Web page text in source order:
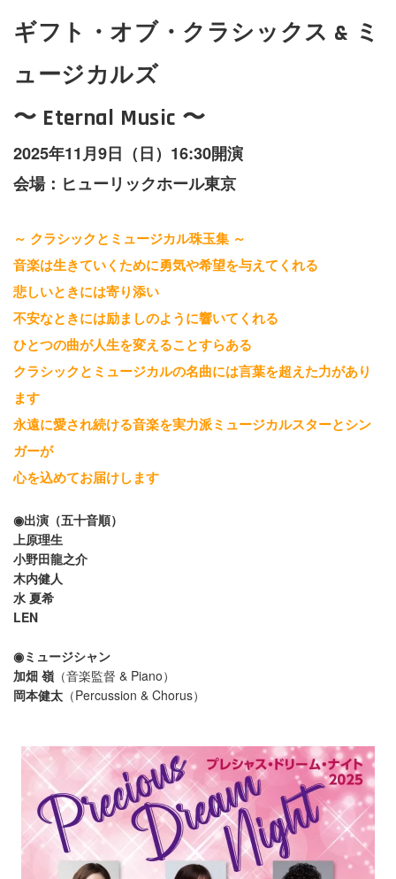
ギフト・オブ・クラシックス & ミ
ュージカルズ
〜 Eternal Music 〜
2025年11月9日（日）16:30開演
会場：ヒューリックホール東京
～ クラシックとミュージカル珠玉集 ～
音楽は生きていくために勇気や希望を与えてくれる
悲しいときには寄り添い
不安なときには励ましのように響いてくれる
ひとつの曲が人生を変えることすらある
クラシックとミュージカルの名曲には言葉を超えた力があり
ます
永遠に愛され続ける音楽を実力派ミュージカルスターとシン
ガーが
心を込めてお届けします
◉出演（五十音順）
上原理生
小野田龍之介
木内健人
水 夏希
LEN
◉ミュージシャン
加畑 嶺 （音楽監督 & Piano）
岡本健太 （Percussion & Chorus）